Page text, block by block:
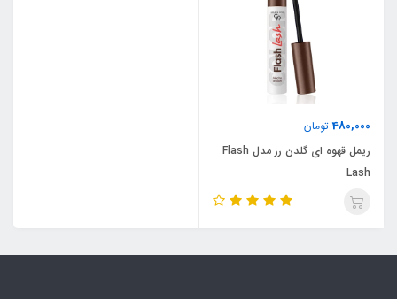
480,000تومان
ریمل قهوه ای گلدن رز مدل Flash
Lash